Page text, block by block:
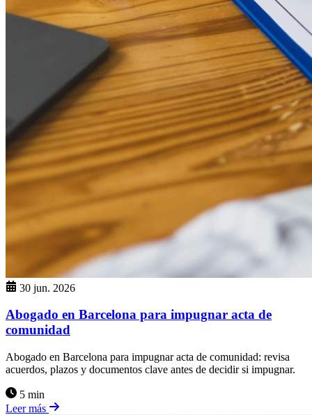
30 jun. 2026
Abogado en Barcelona para impugnar acta de
comunidad
Abogado en Barcelona para impugnar acta de comunidad: revisa
acuerdos, plazos y documentos clave antes de decidir si impugnar.
5 min
Leer más